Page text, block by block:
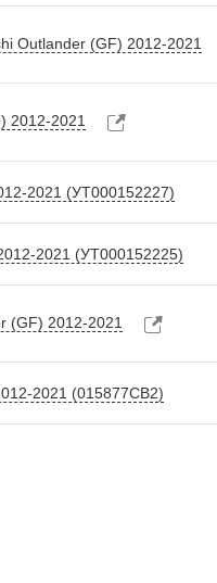
Outlander (GF) 2012-2021
2012-2021
2021 (УТ000152227)
2021 (УТ000152225)
(GF) 2012-2021
2021 (015877СВ2)